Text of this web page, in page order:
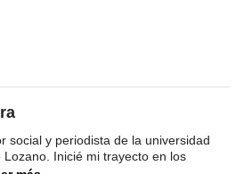
social y periodista de la universidad
Lozano. Inicié mi trayecto en los